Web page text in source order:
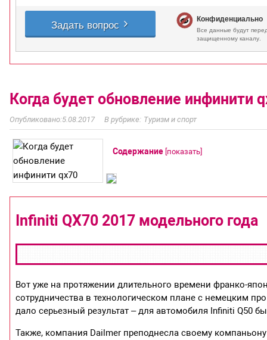
Когда будет обновление инфинити
5.08.2017 Туризм и спорт
Содержание показать
Infiniti QX70 2017 модельного года
Вот уже на протяжении длительного времени франко-
сотрудничества в технологическом плане с немецким
дало серьезный результат – для автомобиля Infiniti Q50
Также, компания Dailmer преподнесла своему